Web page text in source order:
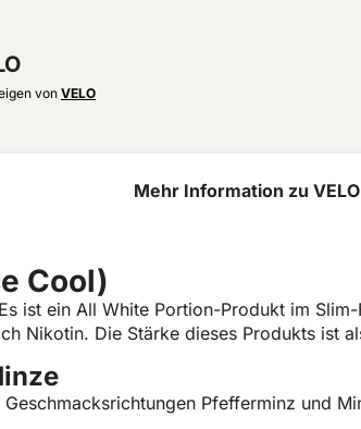
Mehr Information zu
Cool)
ist ein All White Portion-Produkt im
Nikotin. Die Stärke dieses Produkts ist
Pfefferminz und
von VELO